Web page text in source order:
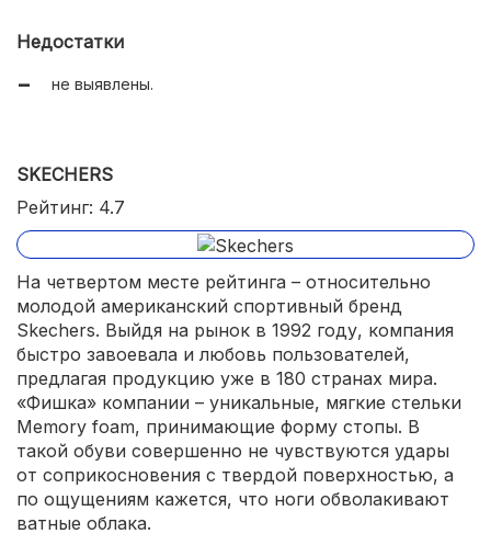
Недостатки
не выявлены.
SKECHERS
Рейтинг: 4.7
На четвертом месте рейтинга – относительно
молодой американский спортивный бренд
Skechers. Выйдя на рынок в 1992 году, компания
быстро завоевала и любовь пользователей,
предлагая продукцию уже в 180 странах мира.
«Фишка» компании – уникальные, мягкие стельки
Memory foam, принимающие форму стопы. В
такой обуви совершенно не чувствуются удары
от соприкосновения с твердой поверхностью, а
по ощущениям кажется, что ноги обволакивают
ватные облака.